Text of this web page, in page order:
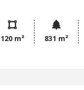
potentiel et différentes
bâtie maximum 40% :
120 m²
831 m²